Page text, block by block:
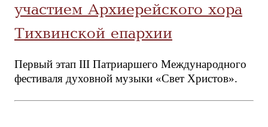
участием Архиерейского хора
Тихвинской епархии
Первый этап III Патриаршего Международного
фестиваля духовной музыки «Свет Христов».